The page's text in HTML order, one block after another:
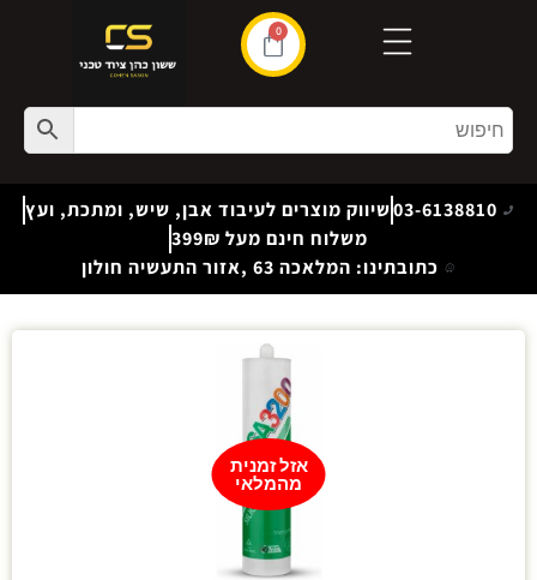
0
03-6138810שיווק מוצרים לעיבוד אבן, שיש, ומתכת, ועץ
משלוח חינם מעל 399₪
כתובתינו: המלאכה 63 ,אזור התעשיה חולון
אזל זמנית
מהמלאי